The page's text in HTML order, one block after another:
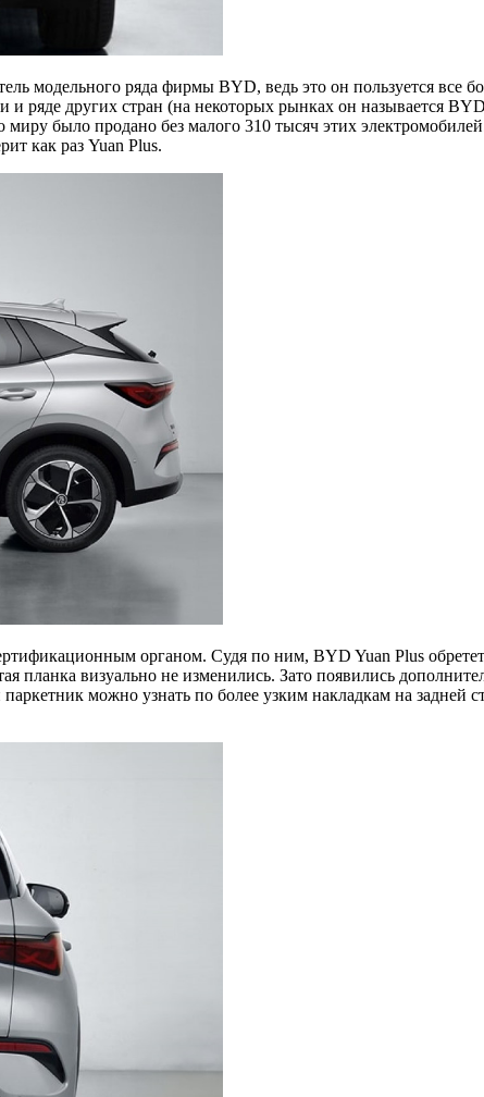
модельного ряда фирмы BYD, ведь это он пользуется все
других стран (на некоторых рынках он называется
было продано без малого 310 тысяч этих
как раз Yuan Plus.
органом. Судя по ним, BYD Yuan Plus
визуально не изменились. Зато появились
можно узнать по более узким накладкам на